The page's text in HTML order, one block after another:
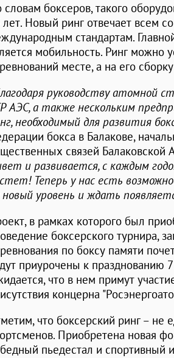
словам боксеров, такого
лет. Новый ринг отвечает всем
стандартам.
мобильность. Ринг можно
месте, а на его
руководству атомной
АЭС, а также нескольким
необходимый для развития
бокса в Балакове,
связей Балаковской
и развивается, с каждым
Теперь у нас есть
уровень и ждать
в рамках которого был
боксерского турнира,
по боксу памяти
приурочены к празднованию
что в нем примут
концерна
что боксерский ринг –
Приобретена новая
пьедестал и спортивный